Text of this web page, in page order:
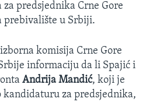
predsjednika Crne Gore
prebivalište u Srbiji.
komisija Crne Gore
informaciju da li Spajić i
Andrija Mandić, koji je
kandidaturu za predsjednika,